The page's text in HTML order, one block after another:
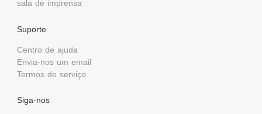
sala de imprensa
Suporte
Centro de ajuda
Envia-nos um email
Termos de serviço
Siga-nos